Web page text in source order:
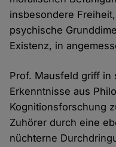
insbesondere
psychische
Existenz, in
Prof. Mausfeld griff in
Erkenntnisse aus
Kognitionsforschung
Zuhörer durch eine
nüchterne